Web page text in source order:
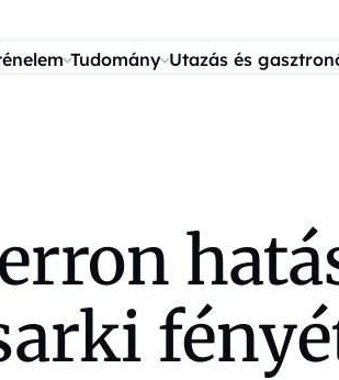
Tudomány Utazás és